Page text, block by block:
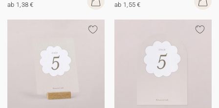
ab 1,38 €
ab 1,55 €